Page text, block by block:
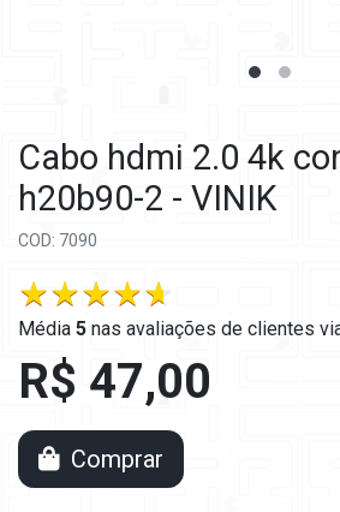
Cabo hdmi 2.0 4k
h20b90-2 - VINIK
COD: 7090
Média 5 nas avaliações de clientes
R$ 47,00
Comprar